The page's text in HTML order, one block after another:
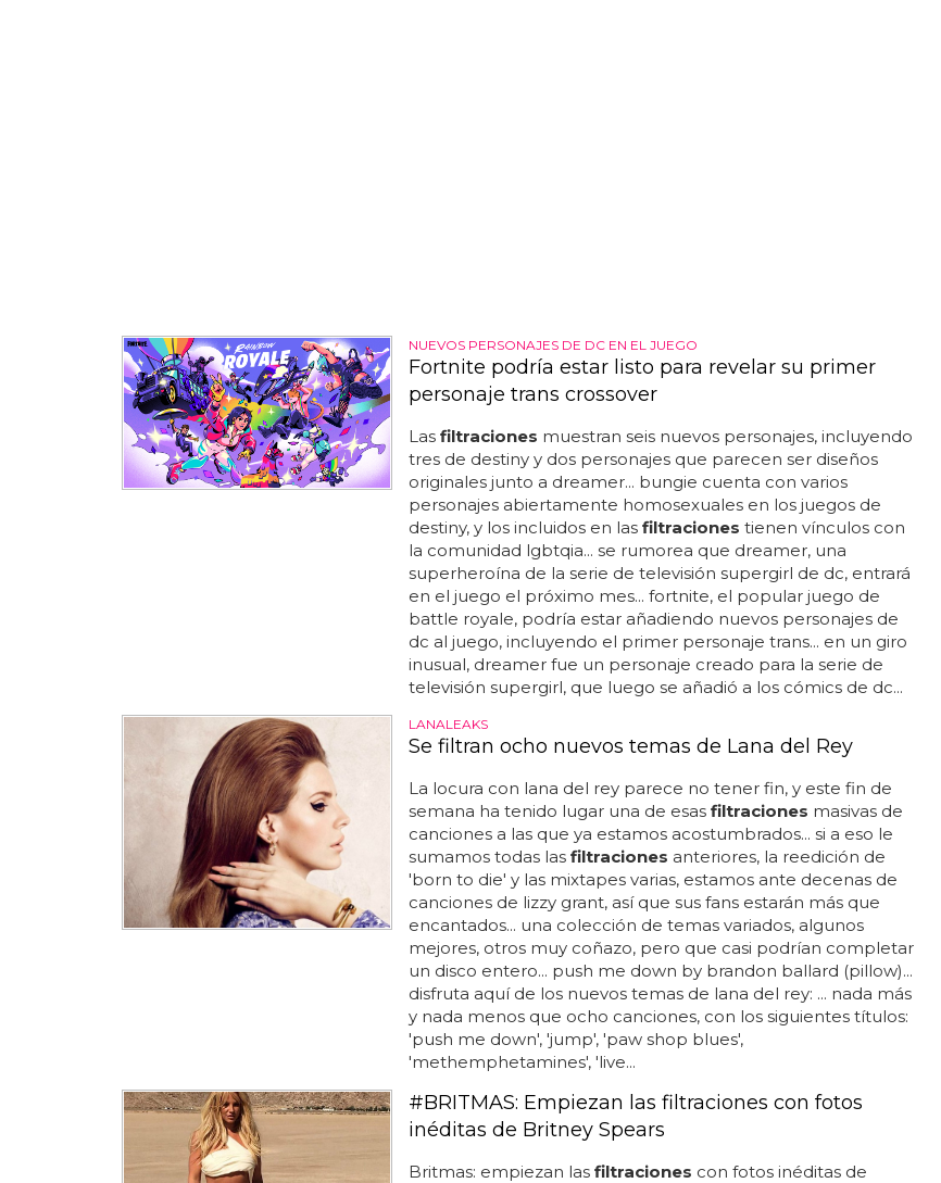
NUEVOS PERSONAJES DE DC EN EL JUEGO
Fortnite podría estar listo para revelar su primer
personaje trans crossover
Las filtraciones muestran seis nuevos personajes, incluyendo
tres de destiny y dos personajes que parecen ser diseños
originales junto a dreamer... bungie cuenta con varios
personajes abiertamente homosexuales en los juegos de
destiny, y los incluidos en las filtraciones tienen vínculos con
la comunidad lgbtqia... se rumorea que dreamer, una
superheroína de la serie de televisión supergirl de dc, entrará
en el juego el próximo mes... fortnite, el popular juego de
battle royale, podría estar añadiendo nuevos personajes de
dc al juego, incluyendo el primer personaje trans... en un giro
inusual, dreamer fue un personaje creado para la serie de
televisión supergirl, que luego se añadió a los cómics de dc...
LANALEAKS
Se filtran ocho nuevos temas de Lana del Rey
La locura con lana del rey parece no tener fin, y este fin de
semana ha tenido lugar una de esas filtraciones masivas de
canciones a las que ya estamos acostumbrados... si a eso le
sumamos todas las filtraciones anteriores, la reedición de
'born to die' y las mixtapes varias, estamos ante decenas de
canciones de lizzy grant, así que sus fans estarán más que
encantados... una colección de temas variados, algunos
mejores, otros muy coñazo, pero que casi podrían completar
un disco entero... push me down by brandon ballard (pillow)...
disfruta aquí de los nuevos temas de lana del rey: ... nada más
y nada menos que ocho canciones, con los siguientes títulos:
'push me down', 'jump', 'paw shop blues',
'methemphetamines', 'live...
#BRITMAS: Empiezan las filtraciones con fotos
inéditas de Britney Spears
Britmas: empiezan las filtraciones con fotos inéditas de